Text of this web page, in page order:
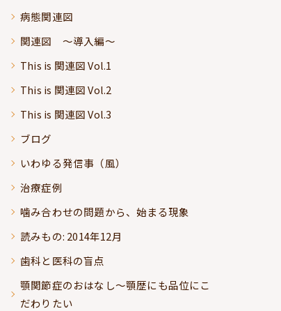
病態関連図
関連図 ～導入編～
This is 関連図 Vol.1
This is 関連図 Vol.2
This is 関連図 Vol.3
ブログ
いわゆる発信事（風）
治療症例
噛み合わせの問題から、始まる現象
読みもの: 2014年12月
歯科と医科の盲点
顎関節症のおはなし～顎歴にも品位にこ
だわりたい